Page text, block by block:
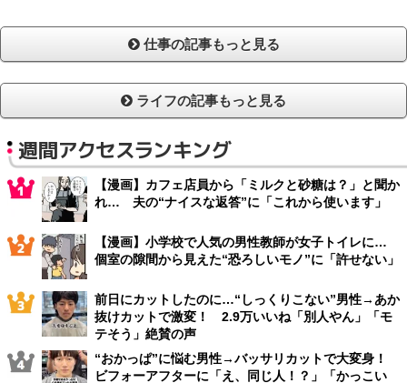
仕事の記事もっと見る
ライフの記事もっと見る
週間アクセスランキング
【漫画】カフェ店員から「ミルクと砂糖は？」と聞か
れ… 夫の“ナイスな返答”に「これから使います」
【漫画】小学校で人気の男性教師が女子トイレに…
個室の隙間から見えた“恐ろしいモノ”に「許せない」
前日にカットしたのに…“しっくりこない”男性→あか
抜けカットで激変！ 2.9万いいね「別人やん」「モ
テそう」絶賛の声
“おかっぱ”に悩む男性→バッサリカットで大変身！
ビフォーアフターに「え、同じ人！？」「かっこい